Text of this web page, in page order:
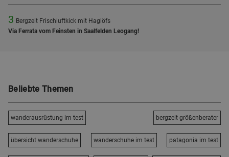
3 Bergzeit Frischluftkick mit Haglöfs
Via Ferrata vom Feinsten in Saalfelden Leogang!
Beliebte Themen
wanderausrüstung im test bergzeit größenberater
übersicht wanderschuhe wanderschuhe im test patagonia im test